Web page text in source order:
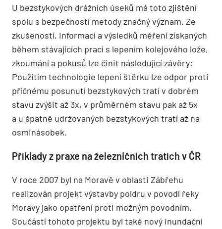
U bezstykových drážních úseků má toto zjištění
spolu s bezpečností metody značný význam. Ze
zkušeností, informací a výsledků měření získaných
během stávajících prací s lepením kolejového lože,
zkoumání a pokusů lze činit následující závěry:
Použitím technologie lepení štěrku lze odpor proti
příčnému posunutí bezstykových tratí v dobrém
stavu zvýšit až 3x, v průměrném stavu pak až 5x
a u špatně udržovaných bezstykových tratí až na
osminásobek.
Příklady z praxe na železničních tratích v ČR
V roce 2007 byl na Moravě v oblasti Zábřehu
realizován projekt výstavby poldru v povodí řeky
Moravy jako opatření proti možným povodním.
Součástí tohoto projektu byl také nový inundační